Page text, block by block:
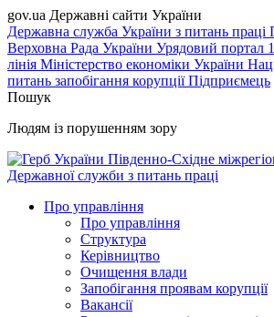
gov.ua Державні сайти України
Державна служба України з питань праці
Верховна Рада України Урядовий портал
лінія Міністерство економіки України
питань запобігання корупціїПідприємець
Пошук
Людям із порушенням зору
Південно-Східне
Державної служби з питань праці
Про управління
Про управління
Структура
Керівництво
Очищення влади
Запобігання проявам корупції
Вакансії